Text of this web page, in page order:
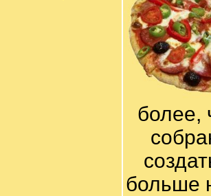
более,
больше